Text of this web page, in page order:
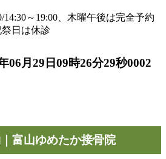
月29日09時26分29秒0002
富山ゆめたか接骨院